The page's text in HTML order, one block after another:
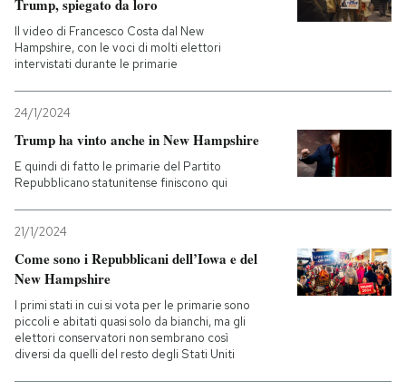
Trump, spiegato da loro
Il video di Francesco Costa dal New
Hampshire, con le voci di molti elettori
intervistati durante le primarie
24/1/2024
Trump ha vinto anche in New Hampshire
E quindi di fatto le primarie del Partito
Repubblicano statunitense finiscono qui
21/1/2024
Come sono i Repubblicani dell’Iowa e del
New Hampshire
I primi stati in cui si vota per le primarie sono
piccoli e abitati quasi solo da bianchi, ma gli
elettori conservatori non sembrano così
diversi da quelli del resto degli Stati Uniti